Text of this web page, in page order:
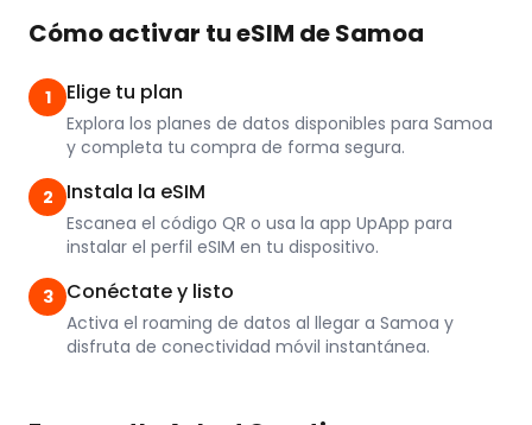
Cómo activar tu eSIM de Samoa
1 Elige tu plan
Explora los planes de datos disponibles para Samoa
y completa tu compra de forma segura.
2 Instala la eSIM
Escanea el código QR o usa la app UpApp para
instalar el perfil eSIM en tu dispositivo.
3 Conéctate y listo
Activa el roaming de datos al llegar a Samoa y
disfruta de conectividad móvil instantánea.